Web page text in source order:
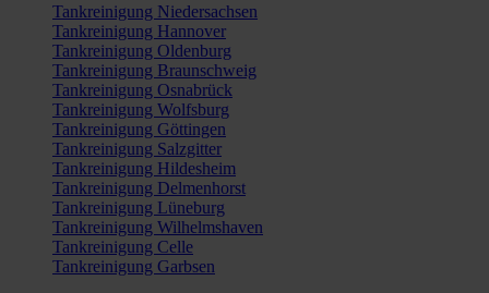
Tankreinigung Niedersachsen
Tankreinigung Hannover
Tankreinigung Oldenburg
Tankreinigung Braunschweig
Tankreinigung Osnabrück
Tankreinigung Wolfsburg
Tankreinigung Göttingen
Tankreinigung Salzgitter
Tankreinigung Hildesheim
Tankreinigung Delmenhorst
Tankreinigung Lüneburg
Tankreinigung Wilhelmshaven
Tankreinigung Celle
Tankreinigung Garbsen